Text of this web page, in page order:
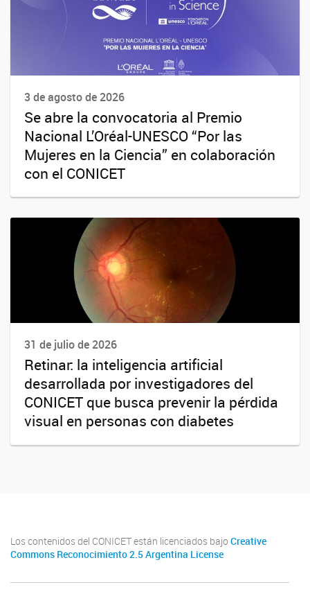
3 de agosto de 2026
Se abre la convocatoria al Premio
Nacional L’Oréal-UNESCO “Por las
Mujeres en la Ciencia” en colaboración
con el CONICET
31 de julio de 2026
Retinar: la inteligencia artificial
desarrollada por investigadores del
CONICET que busca prevenir la pérdida
visual en personas con diabetes
Los contenidos del CONICET están licenciados bajo Creative
Commons Reconocimiento 2.5 Argentina License